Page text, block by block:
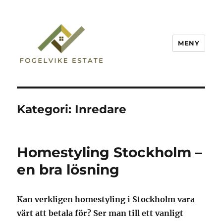
MENY
Kategori: Inredare
Homestyling Stockholm –
en bra lösning
Kan verkligen homestyling i Stockholm vara
värt att betala för? Ser man till ett vanligt